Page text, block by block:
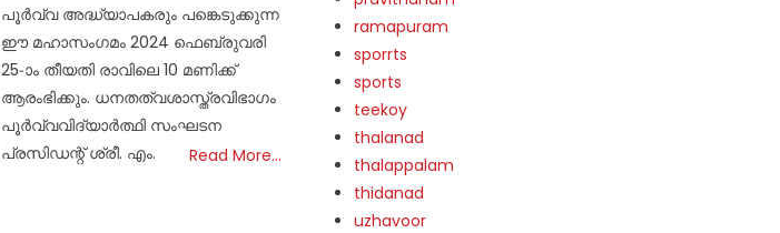
പൂര്‍വ്വ അദ്ധ്യാപകരും പങ്കെടുക്കുന്ന
ഈ മഹാസംഗമം 2024 ഫെബ്രുവരി
25-ാം തീയതി രാവിലെ 10 മണിക്ക്
ആരംഭിക്കും. ധനതത്വശാസ്ത്രവിഭാഗം
പൂര്‍വ്വവിദ്യാര്‍ത്ഥി സംഘടന
പ്രസിഡന്റ് ശ്രീ. എം.
Read More…
ramapuram
sporrts
sports
teekoy
thalanad
thalappalam
thidanad
uzhavoor